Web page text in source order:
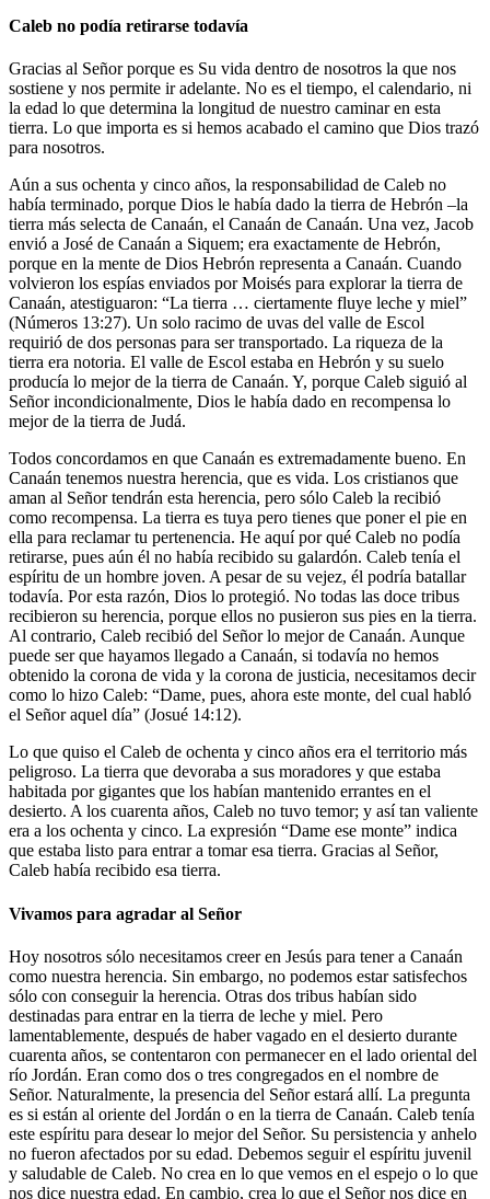
Caleb no podía retirarse todavía
Gracias al Señor porque es Su vida dentro de nosotros la que nos
sostiene y nos permite ir adelante. No es el tiempo, el calendario, ni
la edad lo que determina la longitud de nuestro caminar en esta
tierra. Lo que importa es si hemos acabado el camino que Dios trazó
para nosotros.
Aún a sus ochenta y cinco años, la responsabilidad de Caleb no
había terminado, porque Dios le había dado la tierra de Hebrón –la
tierra más selecta de Canaán, el Canaán de Canaán. Una vez, Jacob
envió a José de Canaán a Siquem; era exactamente de Hebrón,
porque en la mente de Dios Hebrón representa a Canaán. Cuando
volvieron los espías enviados por Moisés para explorar la tierra de
Canaán, atestiguaron: “La tierra … ciertamente fluye leche y miel”
(Números 13:27). Un solo racimo de uvas del valle de Escol
requirió de dos personas para ser transportado. La riqueza de la
tierra era notoria. El valle de Escol estaba en Hebrón y su suelo
producía lo mejor de la tierra de Canaán. Y, porque Caleb siguió al
Señor incondicionalmente, Dios le había dado en recompensa lo
mejor de la tierra de Judá.
Todos concordamos en que Canaán es extremadamente bueno. En
Canaán tenemos nuestra herencia, que es vida. Los cristianos que
aman al Señor tendrán esta herencia, pero sólo Caleb la recibió
como recompensa. La tierra es tuya pero tienes que poner el pie en
ella para reclamar tu pertenencia. He aquí por qué Caleb no podía
retirarse, pues aún él no había recibido su galardón. Caleb tenía el
espíritu de un hombre joven. A pesar de su vejez, él podría batallar
todavía. Por esta razón, Dios lo protegió. No todas las doce tribus
recibieron su herencia, porque ellos no pusieron sus pies en la tierra.
Al contrario, Caleb recibió del Señor lo mejor de Canaán. Aunque
puede ser que hayamos llegado a Canaán, si todavía no hemos
obtenido la corona de vida y la corona de justicia, necesitamos decir
como lo hizo Caleb: “Dame, pues, ahora este monte, del cual habló
el Señor aquel día” (Josué 14:12).
Lo que quiso el Caleb de ochenta y cinco años era el territorio más
peligroso. La tierra que devoraba a sus moradores y que estaba
habitada por gigantes que los habían mantenido errantes en el
desierto. A los cuarenta años, Caleb no tuvo temor; y así tan valiente
era a los ochenta y cinco. La expresión “Dame ese monte” indica
que estaba listo para entrar a tomar esa tierra. Gracias al Señor,
Caleb había recibido esa tierra.
Vivamos para agradar al Señor
Hoy nosotros sólo necesitamos creer en Jesús para tener a Canaán
como nuestra herencia. Sin embargo, no podemos estar satisfechos
sólo con conseguir la herencia. Otras dos tribus habían sido
destinadas para entrar en la tierra de leche y miel. Pero
lamentablemente, después de haber vagado en el desierto durante
cuarenta años, se contentaron con permanecer en el lado oriental del
río Jordán. Eran como dos o tres congregados en el nombre de
Señor. Naturalmente, la presencia del Señor estará allí. La pregunta
es si están al oriente del Jordán o en la tierra de Canaán. Caleb tenía
este espíritu para desear lo mejor del Señor. Su persistencia y anhelo
no fueron afectados por su edad. Debemos seguir el espíritu juvenil
y saludable de Caleb. No crea en lo que vemos en el espejo o lo que
nos dice nuestra edad. En cambio, crea lo que el Señor nos dice en